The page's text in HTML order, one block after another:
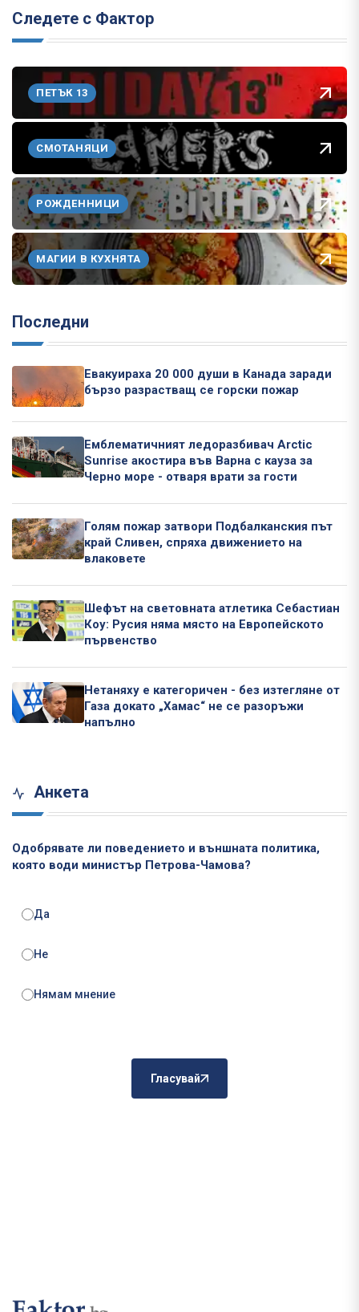
Следете с Фактор
ПЕТЪК 13
СМОТАНЯЦИ
РОЖДЕННИЦИ
МАГИИ В КУХНЯТА
Последни
Евакуираха 20 000 души в Канада заради
бързо разрастващ се горски пожар
Емблематичният ледоразбивач Arctic
Sunrise акостира във Варна с кауза за
Черно море - отваря врати за гости
Голям пожар затвори Подбалканския път
край Сливен, спряха движението на
влаковете
Шефът на световната атлетика Себастиан
Коу: Русия няма място на Европейското
първенство
Нетаняху е категоричен - без изтегляне от
Газа докато „Хамас“ не се разоръжи
напълно
Анкета
Одобрявате ли поведението и външната политика,
която води министър Петрова-Чамова?
Да
Не
Нямам мнение
Гласувай